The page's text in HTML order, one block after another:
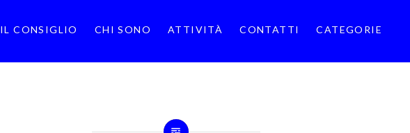
IL CONSIGLIO CHI SONO ATTIVITÀ CONTATTI CATEGORIE